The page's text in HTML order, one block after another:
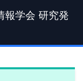
報学会 研究発